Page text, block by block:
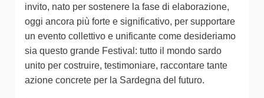
invito, nato per sostenere la fase di elaborazione,
oggi ancora più forte e significativo, per supportare
un evento collettivo e unificante come desideriamo
sia questo grande Festival: tutto il mondo sardo
unito per costruire, testimoniare, raccontare tante
azione concrete per la Sardegna del futuro.